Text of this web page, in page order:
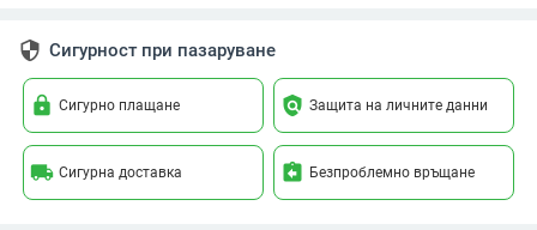
security Сигурност при пазаруване
lock Сигурно плащане policy Защита на личните данни
local_shipping Сигурна доставка assignment_return Безпроблемно връщане